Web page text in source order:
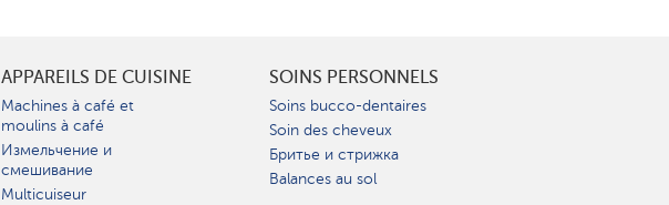
APPAREILS DE CUISINE
Machines à café et
moulins à café
Измельчение и
смешивание
Multicuiseur
SOINS PERSONNELS
Soins bucco-dentaires
Soin des cheveux
Бритье и стрижка
Balances au sol